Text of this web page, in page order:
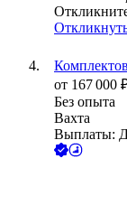
от 167 000
Без опыта
Вахта
Выплаты: